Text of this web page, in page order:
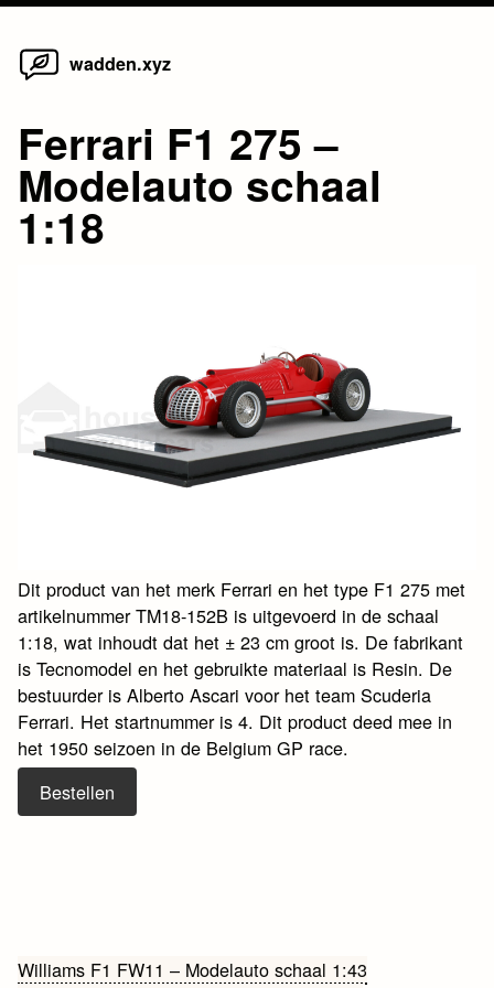
Skip
wadden.xyz
Ferrari F1 275 –
Modelauto schaal
1:18
Dit product van het merk Ferrari en het type F1 275 met
artikelnummer TM18-152B is uitgevoerd in de schaal
1:18, wat inhoudt dat het ± 23 cm groot is. De fabrikant
is Tecnomodel en het gebruikte materiaal is Resin. De
bestuurder is Alberto Ascari voor het team Scuderia
Ferrari. Het startnummer is 4. Dit product deed mee in
het 1950 seizoen in de Belgium GP race.
Bestellen
Bericht
Williams F1 FW11 – Modelauto schaal 1:43